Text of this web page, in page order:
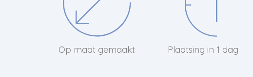
Op maat gemaakt Plaatsing in 1 dag